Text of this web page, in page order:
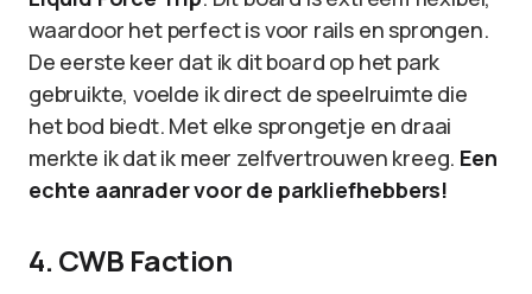
waardoor het perfect is voor rails en sprongen.
De eerste keer dat ik dit board op het park
gebruikte, voelde ik direct de speelruimte die
het bod biedt. Met elke sprongetje en draai
merkte ik dat ik meer zelfvertrouwen kreeg. Een
echte aanrader voor de parkliefhebbers!
4. CWB Faction